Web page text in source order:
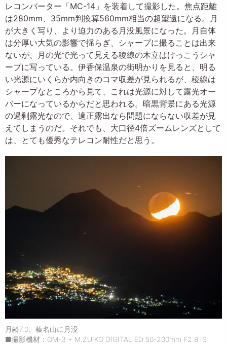
レコンバーター「MC-14」を装着して撮影した。焦点距離
は280mm、35mm判換算560mm相当の超望遠になる。月
が大きく写り、より迫力のある月没風景になった。月自体
は分厚い大気の影響で揺らぎ、シャープに撮ることは出来
ないが、月の光で光って見える稜線の木立はけっこうシャ
ープに写っている。伊香保温泉の街明かりを見ると、明る
い光源にいくらか内向きのコマ収差が見られるが、稜線は
シャープなところから見て、これは光源に対して露光オー
バーになっているからだと思われる。暗黒背景にある光源
の過剰露光なので、適正露出なら問題にならない収差が見
えてしまうのだ。それでも、大口径4倍ズームレンズとして
は、とても優秀なテレコン耐性だと思う。
月齢7.0、榛名山に月没
■撮影機材：OM-3 + M.ZUIKO DIGITAL ED 50-200mm F2.8 IS